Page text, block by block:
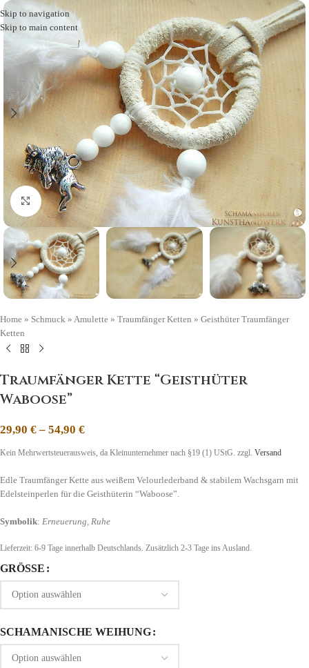
Skip to navigation
Skip to main content
Click to enlarge
Home » Schmuck » Amulette » Traumfänger Ketten » Geisthüter Traumfänger
Ketten
Traumfänger Kette “Geisthüter
Waboose”
29,90 €– 54,90 €
Kein Mehrwertsteuerausweis, da Kleinunternehmer nach §19 (1) UStG. zzgl. Versand
Edle Traumfänger Kette aus weißem Velourlederband & stabilem Wachsgarn mit
Edelsteinperlen für die Geisthüterin “Waboose”.
Symbolik: Erneuerung, Ruhe
Lieferzeit: 6-9 Tage innerhalb Deutschlands. Zusätzlich 2-3 Tage ins Ausland.
GRÖSSE
SCHAMANISCHE WEIHUNG